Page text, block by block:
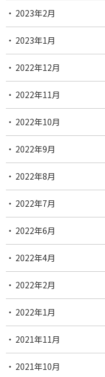
2023年2月
2023年1月
2022年12月
2022年11月
2022年10月
2022年9月
2022年8月
2022年7月
2022年6月
2022年4月
2022年2月
2022年1月
2021年11月
2021年10月